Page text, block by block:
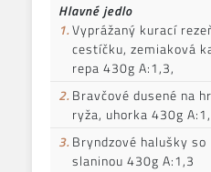
Hlavné jedlo
1.Vyprážaný kurací
cestíčku, zemiaková
repa 430g A:1,3,
2. Bravčové dusené na
ryža, uhorka 430g
3. Bryndzové halušky so
slaninou 430g A:1,3